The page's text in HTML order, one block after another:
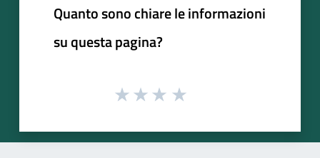
Quanto sono chiare le informazioni
su questa pagina?